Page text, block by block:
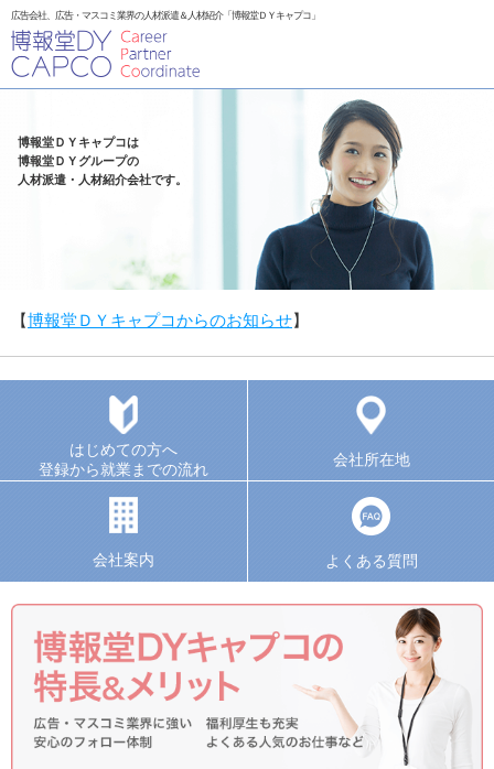
広告会社、広告・マスコミ業界の人材派遣＆人材紹介「博報堂ＤＹキャプコ」
博報堂ＤＹキャプコは
博報堂ＤＹグループの
人材派遣・人材紹介会社です。
【博報堂ＤＹキャプコからのお知らせ】
はじめての方へ
登録から就業までの流れ
会社所在地
会社案内 よくある質問